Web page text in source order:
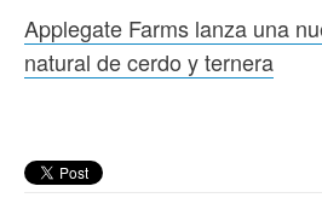
Applegate Farms lanza una
natural de cerdo y ternera